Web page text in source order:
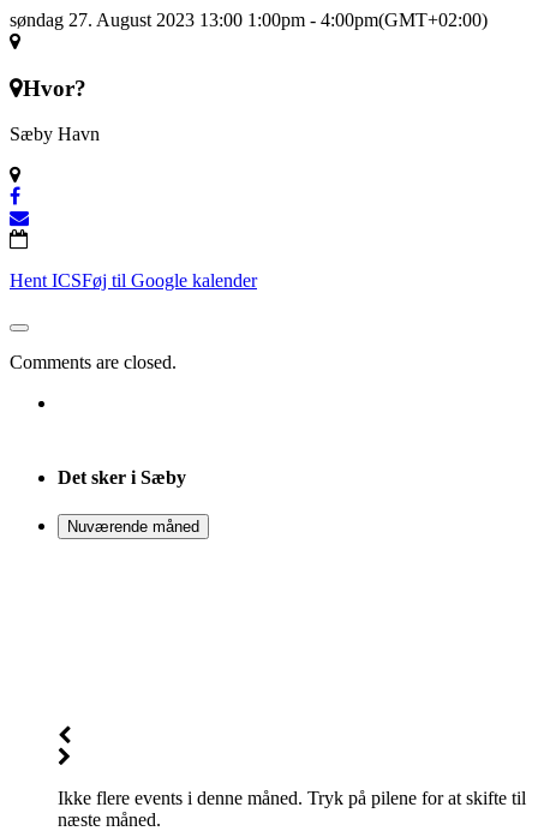
søndag 27. August 2023 13:00 1:00pm - 4:00pm(GMT+02:00)
Hvor?
Sæby Havn
Hent ICSFøj til Google kalender
Comments are closed.
Det sker i Sæby
Nuværende måned
Ikke flere events i denne måned. Tryk på pilene for at skifte til
næste måned.